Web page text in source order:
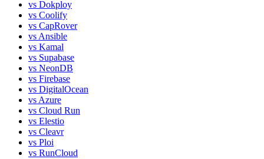
vs Dokploy
vs Coolify
vs CapRover
vs Ansible
vs Kamal
vs Supabase
vs NeonDB
vs Firebase
vs DigitalOcean
vs Azure
vs Cloud Run
vs Elestio
vs Cleavr
vs Ploi
vs RunCloud